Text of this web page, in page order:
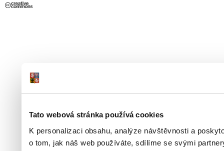
Tato webová stránka používá cookies
K personalizaci obsahu, analýze návštěvnosti a
o tom, jak náš web používáte, sdílíme se svými